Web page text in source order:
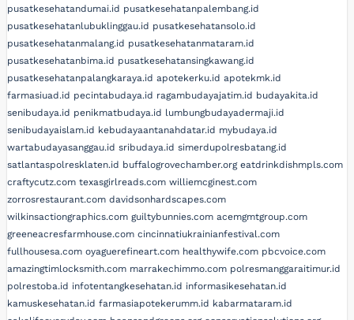
pusatkesehatandumai.id pusatkesehatanpalembang.id
pusatkesehatanlubuklinggau.id pusatkesehatansolo.id
pusatkesehatanmalang.id pusatkesehatanmataram.id
pusatkesehatanbima.id pusatkesehatansingkawang.id
pusatkesehatanpalangkaraya.id apotekerku.id apotekmk.id
farmasiuad.id pecintabudaya.id ragambudayajatim.id budayakita.id
senibudaya.id penikmatbudaya.id lumbungbudayadermaji.id
senibudayaislam.id kebudayaantanahdatar.id mybudaya.id
wartabudayasanggau.id sribudaya.id simerdupolresbatang.id
satlantaspolresklaten.id buffalogrovechamber.org eatdrinkdishmpls.com
craftycutz.com texasgirlreads.com williemcginest.com
zorrosrestaurant.com davidsonhardscapes.com
wilkinsactiongraphics.com guiltybunnies.com acemgmtgroup.com
greeneacresfarmhouse.com cincinnatiukrainianfestival.com
fullhousesa.com oyaguerefineart.com healthywife.com pbcvoice.com
amazingtimlocksmith.com marrakechimmo.com polresmanggaraitimur.id
polrestoba.id infotentangkesehatan.id informasikesehatan.id
kamuskesehatan.id farmasiapotekerumm.id kabarmataram.id